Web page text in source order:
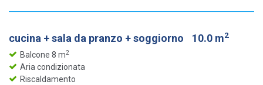
cucina + sala da pranzo + soggiorno 10.0 m2
Balcone 8 m2
Aria condizionata
Riscaldamento